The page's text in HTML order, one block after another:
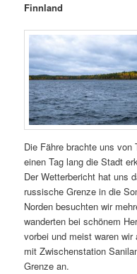
Finnland
Die Fähre brachte uns
einen Tag lang die Stadt
Der Wetterbericht hat uns
russische Grenze in die
Norden besuchten wir
wanderten bei schönem
vorbei und meist waren
mit Zwischenstation
Grenze an.